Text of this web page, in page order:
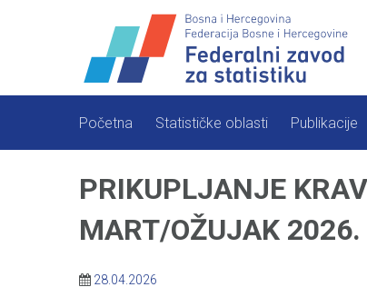
Početna Statističke oblasti Publikacije
PRIKUPLJANJE
MART/OŽUJAK 2026.
28.04.2026